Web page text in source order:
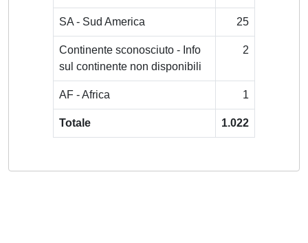
SA - Sud America 25
Continente sconosciuto - Info
sul continente non disponibili
2
AF - Africa 1
Totale 1.022